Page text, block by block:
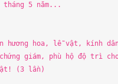
tháng 5năm...
hương hoa, lễ vật, kính
giám, phù hộ độ trì
(3lần)